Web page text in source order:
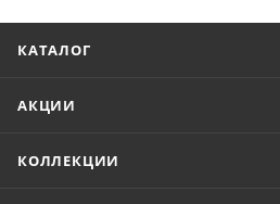
КАТАЛОГ
АКЦИИ
КОЛЛЕКЦИИ